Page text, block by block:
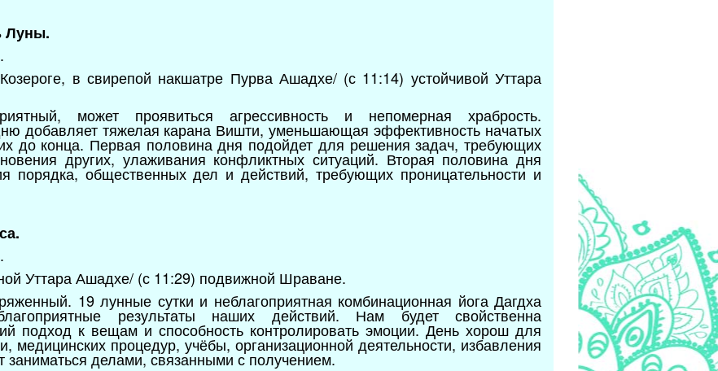
Луны.
в свирепой накшатре Пурва Ашадхе/ (с 11:14) устойчивой Уттара
может проявиться агрессивность и непомерная храбрость.
добавляет тяжелая карана Вишти, уменьшающая эффективность начатых
до конца. Первая половина дня подойдет для решения задач, требующих
других, улаживания конфликтных ситуаций. Вторая половина дня
порядка, общественных дел и действий, требующих проницательности и
Уттара Ашадхе/ (с 11:29) подвижной Шраване.
19 лунные сутки и неблагоприятная комбинационная йога Дагдха
результаты наших действий. Нам будет свойственна
подход к вещам и способность контролировать эмоции. День хорош для
медицинских процедур, учёбы, организационной деятельности, избавления
делами, связанными с получением.